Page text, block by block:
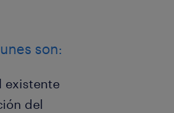
son:
existente
del